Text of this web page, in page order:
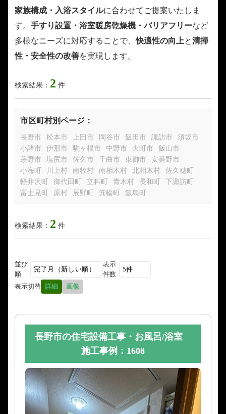
家族構成・入浴スタイルに合わせてご提案いたしま
す。 手すり設置・浴室暖房乾燥機・バリアフリーなど
多様なニーズに対応することで、快適性の向上と清掃
性・安全性の改善を実現します。
検索結果： 2 件
市区町村別ページ：
長野市 松本市 上田市 岡谷市 飯田市 諏訪市
須坂市
小諸市
伊那市 駒ヶ根市 中野市 大町市
飯山市
茅野市
塩尻市 佐久市 千曲市 東御市
安曇野市
小海町
川上村 南牧村 南相木村 北相木村
佐久穂町
軽井沢町
御代田町 立科町 青木村 長和町
下諏訪町
富士見町
原村 辰野町 箕輪町 飯島町
検索結果： 2 件
並び
順
表示
件数
表示切替 詳細 画像
長野市の住宅設備工事・お風呂/浴室
施工事例：1608